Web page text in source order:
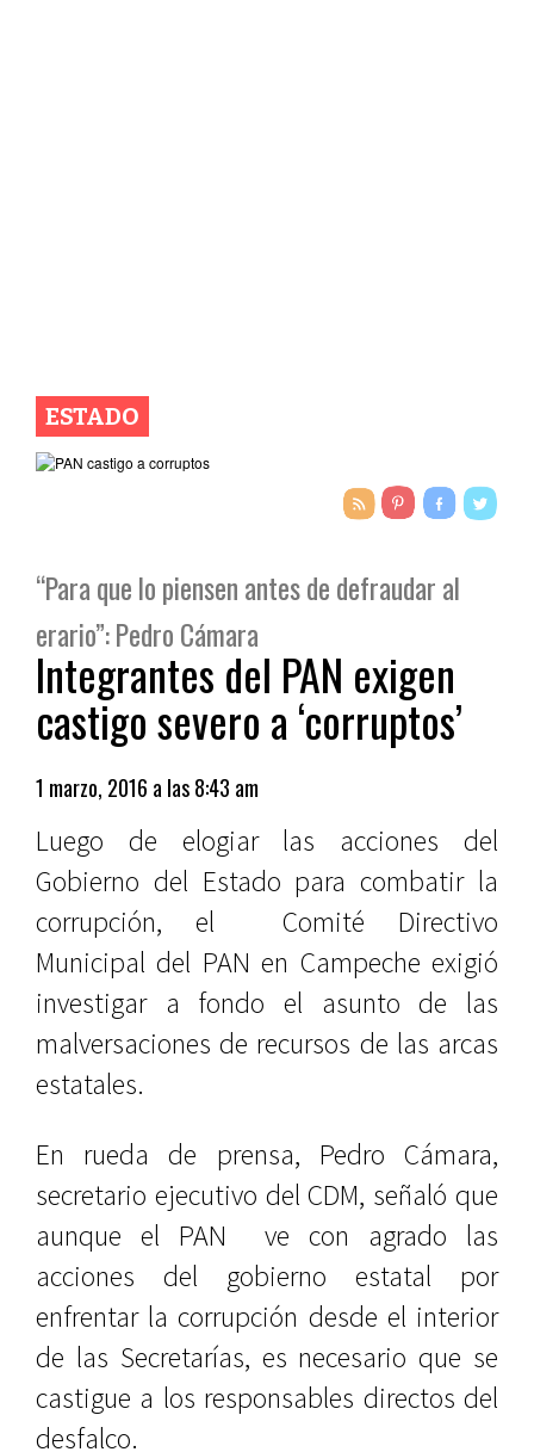
ESTADO
“Para que lo piensen antes de defraudar al
erario”: Pedro Cámara
Integrantes del PAN exigen
castigo severo a ‘corruptos’
1 marzo, 2016 a las 8:43 am
Luego de elogiar las acciones del
Gobierno del Estado para combatir la
corrupción, el Comité Directivo
Municipal del PAN en Campeche exigió
investigar a fondo el asunto de las
malversaciones de recursos de las arcas
estatales.
En rueda de prensa, Pedro Cámara,
secretario ejecutivo del CDM, señaló que
aunque el PAN ve con agrado las
acciones del gobierno estatal por
enfrentar la corrupción desde el interior
de las Secretarías, es necesario que se
castigue a los responsables directos del
desfalco.